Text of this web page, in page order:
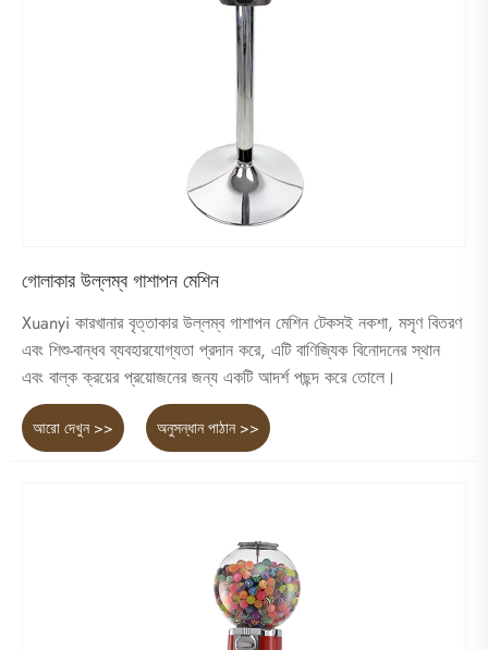
গোলাকার উল্লম্ব গাশাপন মেশিন
Xuanyi কারখানার বৃত্তাকার উল্লম্ব গাশাপন মেশিন টেকসই নকশা, মসৃণ বিতরণ
এবং শিশু-বান্ধব ব্যবহারযোগ্যতা প্রদান করে, এটি বাণিজ্যিক বিনোদনের স্থান
এবং বাল্ক ক্রয়ের প্রয়োজনের জন্য একটি আদর্শ পছন্দ করে তোলে।
আরো দেখুন >> অনুসন্ধান পাঠান >>